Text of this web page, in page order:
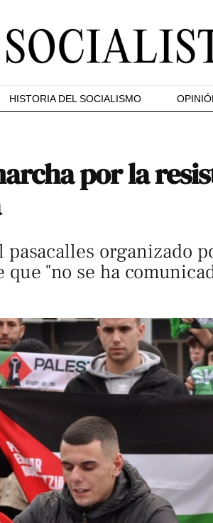
HISTORIA DEL SOCIALISMO
por la
organizado
"no se ha